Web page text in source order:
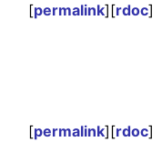
[permalink][rdoc]
[permalink][rdoc]